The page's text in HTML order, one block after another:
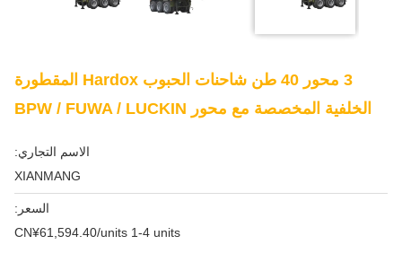
3 محور 40 طن شاحنات الحبوب Hardox المقطورة
الخلفية المخصصة مع محور BPW / FUWA / LUCKIN
الاسم التجاري:
XIANMANG
السعر:
CN¥61,594.40/units 1-4 units